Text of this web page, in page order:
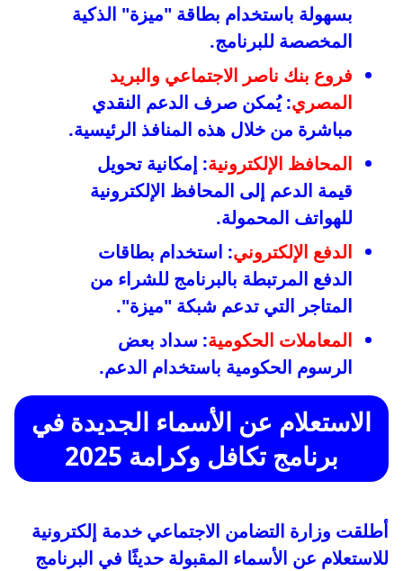
بسهولة باستخدام بطاقة "ميزة" الذكية
المخصصة للبرنامج.
فروع بنك ناصر الاجتماعي والبريد
المصري: يُمكن صرف الدعم النقدي
مباشرة من خلال هذه المنافذ الرئيسية.
المحافظ الإلكترونية: إمكانية تحويل
قيمة الدعم إلى المحافظ الإلكترونية
للهواتف المحمولة.
الدفع الإلكتروني: استخدام بطاقات
الدفع المرتبطة بالبرنامج للشراء من
المتاجر التي تدعم شبكة "ميزة".
المعاملات الحكومية: سداد بعض
الرسوم الحكومية باستخدام الدعم.
الاستعلام عن الأسماء الجديدة في
برنامج تكافل وكرامة 2025
أطلقت وزارة التضامن الاجتماعي خدمة إلكترونية
للاستعلام عن الأسماء المقبولة حديثًا في البرنامج